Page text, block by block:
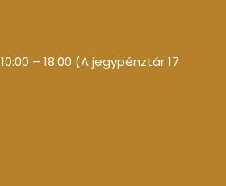
10:00 – 18:00 (A jegypénztár 17